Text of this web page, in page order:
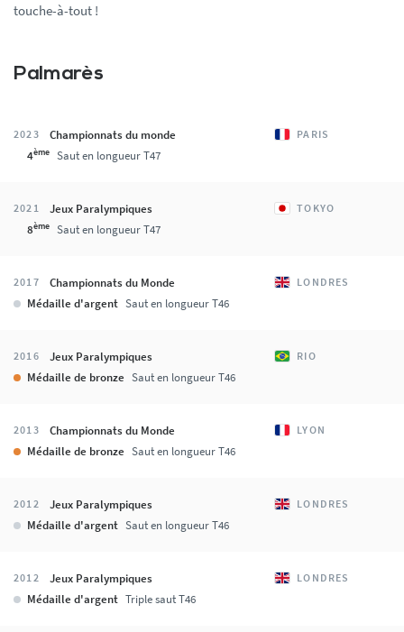
touche-à-tout !
Palmarès
2023 Championnats du monde PARIS
4ème Saut en longueur T47
2021 Jeux Paralympiques TOKYO
8ème Saut en longueur T47
2017 Championnats du Monde LONDRES
Médaille d'argent Saut en longueur T46
2016 Jeux Paralympiques RIO
Médaille de bronze Saut en longueur T46
2013 Championnats du Monde LYON
Médaille de bronze Saut en longueur T46
2012 Jeux Paralympiques LONDRES
Médaille d'argent Saut en longueur T46
2012 Jeux Paralympiques LONDRES
Médaille d'argent Triple saut T46